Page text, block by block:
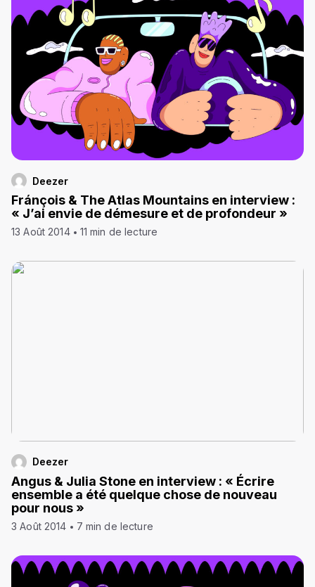
Deezer
Fránçois & The Atlas Mountains en interview :
« J’ai envie de démesure et de profondeur »
13 Août 2014 11 min de lecture
Deezer
Angus & Julia Stone en interview : « Écrire
ensemble a été quelque chose de nouveau
pour nous »
3 Août 2014 7 min de lecture